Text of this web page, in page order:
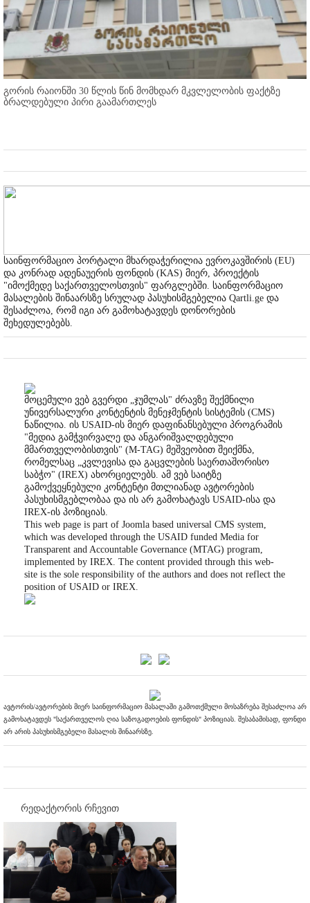
გორის რაიონში 30 წლის წინ მომხდარ მკვლელობის ფაქტზე
ბრალდებული პირი გაამართლეს
საინფორმაციო პორტალი მხარდაჭერილია ევროკავშირის (EU)
და კონრად ადენაუერის ფონდის (KAS) მიერ, პროექტის
"იმოქმედე საქართველოსთვის" ფარგლებში. საინფორმაციო
მასალების შინაარსზე სრულად პასუხისმგებელია Qartli.ge და
შესაძლოა, რომ იგი არ გამოხატავდეს დონორების
შეხედულებებს.
მოცემული ვებ გვერდი „ჯუმლას" ძრავზე შექმნილი
უნივერსალური კონტენტის მენეჯმენტის სისტემის (CMS)
ნაწილია. ის USAID-ის მიერ დაფინანსებული პროგრამის
"მედია გამჭვირვალე და ანგარიშვალდებული
მმართველობისთვის" (M-TAG) მეშვეობით შეიქმნა,
რომელსაც „კვლევისა და გაცვლების საერთაშორისო
საბჭო" (IREX) ახორციელებს. ამ ვებ საიტზე
გამოქვეყნებული კონტენტი მთლიანად ავტორების
პასუხისმგებლობაა და ის არ გამოხატავს USAID-ისა და
IREX-ის პოზიციას.
This web page is part of Joomla based universal CMS system,
which was developed through the USAID funded Media for
Transparent and Accountable Governance (MTAG) program,
implemented by IREX. The content provided through this web-
site is the sole responsibility of the authors and does not reflect the
position of USAID or IREX.
ავტორის/ავტორების მიერ საინფორმაციო მასალაში გამოთქმული მოსაზრება შესაძლოა არ
გამოხატავდეს "საქართველოს ღია საზოგადოების ფონდის" პოზიციას. შესაბამისად, ფონდი
არ არის პასუხისმგებელი მასალის შინაარსზე.
რედაქტორის რჩევით